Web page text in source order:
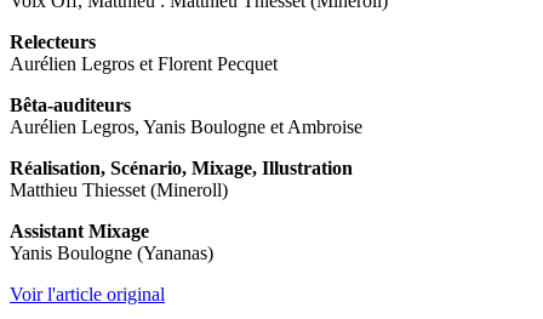
Relecteurs
Aurélien Legros et Florent Pecquet
Bêta-auditeurs
Aurélien Legros, Yanis Boulogne et Ambroise
Réalisation, Scénario, Mixage, Illustration
Matthieu Thiesset (Mineroll)
Assistant Mixage
Yanis Boulogne (Yananas)
Voir l'article original